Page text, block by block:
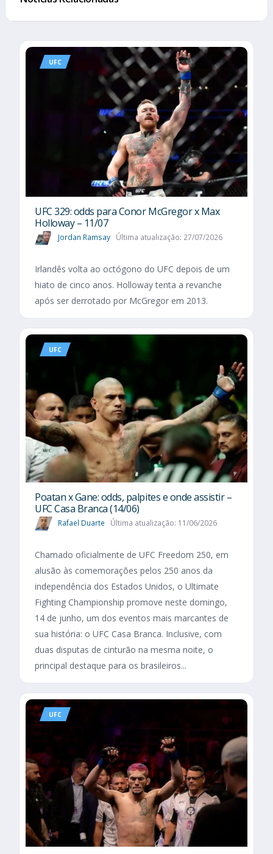
UFC
UFC 329: odds para Conor McGregor x Max
Holloway – 11/07
Jordan Ramsay Última atualização: 27/07/2026
Irlandês volta ao octógono do UFC depois de um
hiato de cinco anos. Holloway tenta a revanche
após ser derrotado por McGregor em 2013.
UFC
Poatan x Gane: odds, palpites e onde assistir –
UFC Casa Branca (14/06)
Rafael Duarte Última atualização: 11/06/2026
Chamado oficialmente de UFC Freedom 250, em
alusão às comemorações pelos 250 anos da
independência dos Estados Unidos, o Ultimate
Fighting Championship promove neste domingo,
14 de junho, um dos eventos mais marcantes de
sua história: o UFC Casa Branca. Inclusive, com
duas disputas de cinturão na mesma noite, o
principal destaque para os brasileiros...
UFC